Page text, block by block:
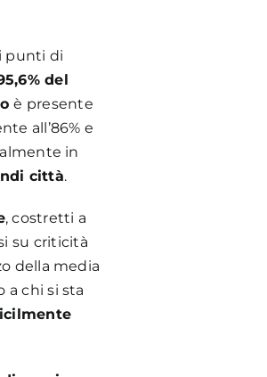
punti di
del
è presente
all’86% e
in
città.
, costretti a
su criticità
della media
a chi si sta